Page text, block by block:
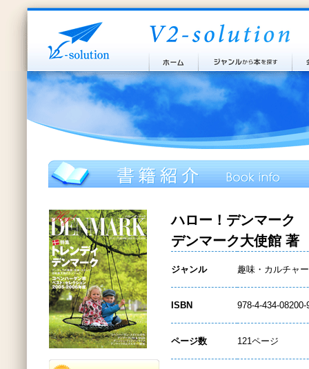
ハロー！デンマーク
デンマーク大使館 著
ジャンル 趣味・カルチャー
ISBN 978-4-434-08200-
ページ数 121ページ